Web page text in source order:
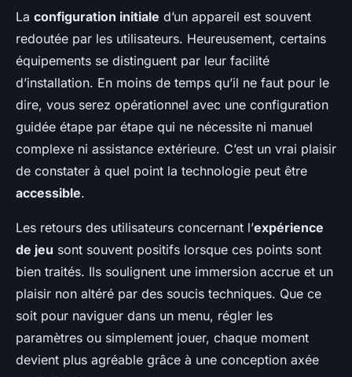
La configuration initiale d’un appareil est souvent
redoutée par les utilisateurs. Heureusement, certains
équipements se distinguent par leur facilité
d’installation. En moins de temps qu’il ne faut pour le
dire, vous serez opérationnel avec une configuration
guidée étape par étape qui ne nécessite ni manuel
complexe ni assistance extérieure. C’est un vrai plaisir
de constater à quel point la technologie peut être
accessible.
Les retours des utilisateurs concernant l’expérience
de jeu sont souvent positifs lorsque ces points sont
bien traités. Ils soulignent une immersion accrue et un
plaisir non altéré par des soucis techniques. Que ce
soit pour naviguer dans un menu, régler les
paramètres ou simplement jouer, chaque moment
devient plus agréable grâce à une conception axée